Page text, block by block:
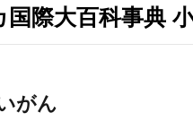
国際大百科事典
がん